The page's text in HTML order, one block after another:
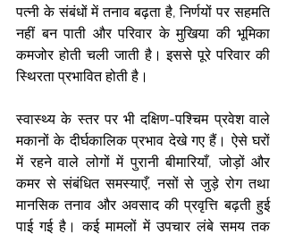
पत्नी के संबंधों में तनाव बढ़ता है, निर्णयों पर सहमति
नहीं बन पाती और परिवार के मुखिया की भूमिका
कमजोर होती चली जाती है। इससे पूरे परिवार की
स्थिरता प्रभावित होती है।
स्वास्थ्य के स्तर पर भी दक्षिण-पश्चिम प्रवेश वाले
मकानों के दीर्घकालिक प्रभाव देखे गए हैं। ऐसे घरों
में रहने वाले लोगों में पुरानी बीमारियाँ, जोड़ों और
कमर से संबंधित समस्याएँ, नसों से जुड़े रोग तथा
मानसिक तनाव और अवसाद की प्रवृत्ति बढ़ती हुई
पाई गई है। कई मामलों में उपचार लंबे समय तक